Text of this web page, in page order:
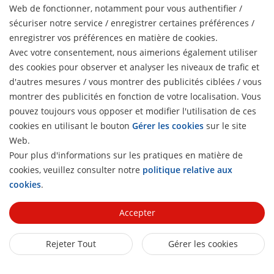
dans Hik-Connect uniquement.
Plus de 30 langues prises en charge
Parler dans votre langue, écrivez dans votre langue
Remarque : Voir les fiches techniques Hik-Connect et
HikCentral Professional pour la liste complète des langues.
Web de fonctionner, notamment pour vous authentifier /
sécuriser notre service / enregistrer certaines préférences /
enregistrer vos préférences en matière de cookies.
Avec votre consentement, nous aimerions également utiliser
des cookies pour observer et analyser les niveaux de trafic et
d'autres mesures / vous montrer des publicités ciblées / vous
montrer des publicités en fonction de votre localisation. Vous
pouvez toujours vous opposer et modifier l'utilisation de ces
cookies en utilisant le bouton Gérer les cookies sur le site
Web.
Pour plus d'informations sur les pratiques en matière de
cookies, veuillez consulter notre politique relative aux
cookies.
Accepter
Rejeter Tout Gérer les cookies